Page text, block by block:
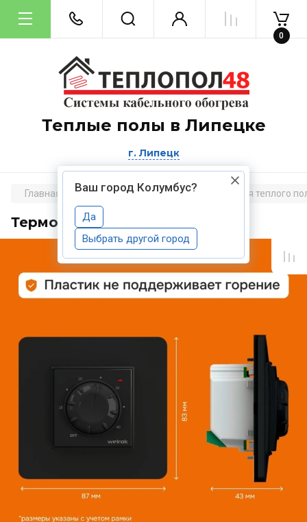
Теплые полы в Липецке
Липецк
Ваш город Колумбус?
Да
Выбрать другой город
0
Главная Терморегуляторы и аксессуары для теплого
Терморегулятор Welrok rtp bk